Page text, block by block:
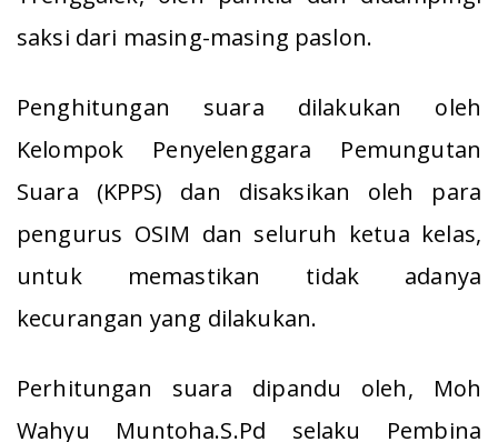
saksi dari masing-masing paslon.
Penghitungan suara dilakukan oleh
Kelompok Penyelenggara Pemungutan
Suara (KPPS) dan disaksikan oleh para
pengurus OSIM dan seluruh ketua kelas,
untuk memastikan tidak adanya
kecurangan yang dilakukan.
Perhitungan suara dipandu oleh, Moh
Wahyu Muntoha.S.Pd selaku Pembina